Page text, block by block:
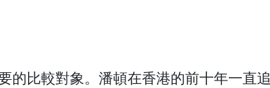
的比較對象。潘頓在香港的前十年一直追